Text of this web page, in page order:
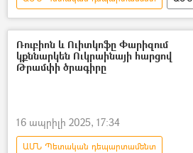
Աֆրիկա
Դոնալդ Թրամփ
Ռուբիոն և Ուիտկոֆը Փարիզում
կքննարկեն Ուկրաինայի հարցով
Թրամփի ծրագիրը
16 ապրիլի 2025, 17:34
ԱՄՆ Պետական դեպարտամենտ